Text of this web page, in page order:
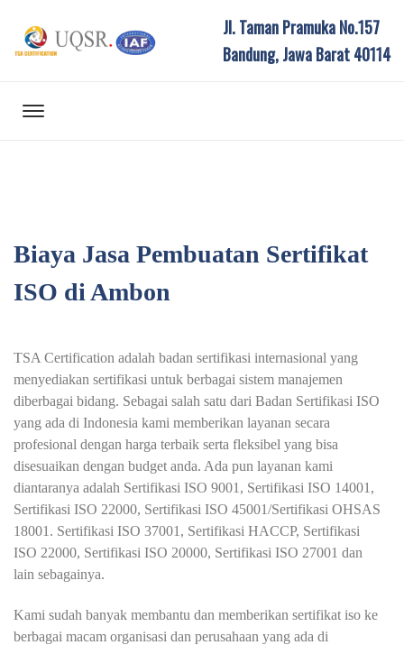
Jl. Taman Pramuka No.157
Bandung, Jawa Barat 40114
Biaya Jasa Pembuatan Sertifikat
ISO di Ambon
TSA Certification adalah badan sertifikasi internasional yang
menyediakan sertifikasi untuk berbagai sistem manajemen
diberbagai bidang. Sebagai salah satu dari Badan Sertifikasi ISO
yang ada di Indonesia kami memberikan layanan secara
profesional dengan harga terbaik serta fleksibel yang bisa
disesuaikan dengan budget anda. Ada pun layanan kami
diantaranya adalah Sertifikasi ISO 9001, Sertifikasi ISO 14001,
Sertifikasi ISO 22000, Sertifikasi ISO 45001/Sertifikasi OHSAS
18001. Sertifikasi ISO 37001, Sertifikasi HACCP, Sertifikasi
ISO 22000, Sertifikasi ISO 20000, Sertifikasi ISO 27001 dan
lain sebagainya.
Kami sudah banyak membantu dan memberikan sertifikat iso ke
berbagai macam organisasi dan perusahaan yang ada di